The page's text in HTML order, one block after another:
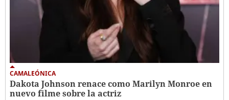
CAMALEÓNICA
Dakota Johnson renace como Marilyn Monroe en
nuevo filme sobre la actriz